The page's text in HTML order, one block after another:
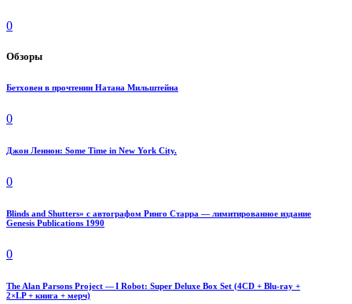
0
Обзоры
Бетховен в прочтении Натана Мильштейна
0
Джон Леннон: Some Time in New York City.
0
Blinds and Shutters» с автографом Ринго Старра — лимитированное издание
Genesis Publications 1990
0
The Alan Parsons Project — I Robot: Super Deluxe Box Set (4CD + Blu-ray +
2×LP + книга + мерч)